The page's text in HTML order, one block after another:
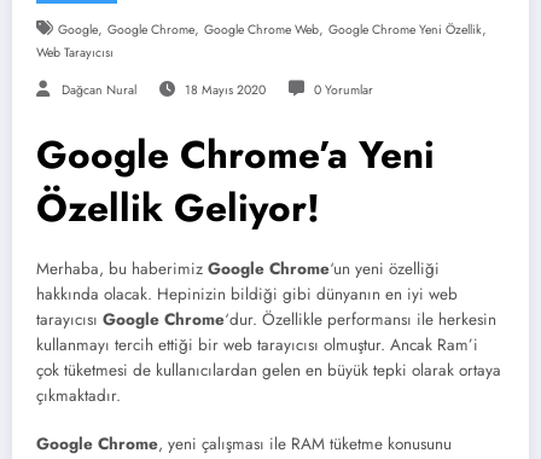
Google, Google Chrome, Google Chrome Web, Google Chrome Yeni Özellik,
Web Tarayıcısı
Dağcan Nural 18 Mayıs 2020 0 Yorumlar
Google Chrome’a Yeni
Özellik Geliyor!
Merhaba, bu haberimiz Google Chrome‘un yeni özelliği
hakkında olacak. Hepinizin bildiği gibi dünyanın en iyi web
tarayıcısı Google Chrome‘dur. Özellikle performansı ile herkesin
kullanmayı tercih ettiği bir web tarayıcısı olmuştur. Ancak Ram’i
çok tüketmesi de kullanıcılardan gelen en büyük tepki olarak ortaya
çıkmaktadır.
Google Chrome, yeni çalışması ile RAM tüketme konusunu